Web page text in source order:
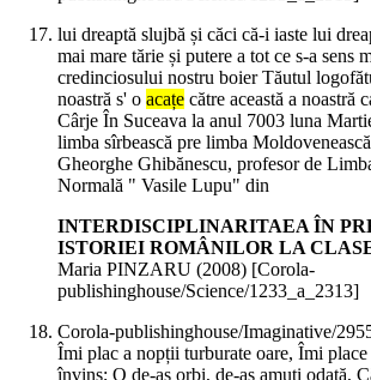
lui dreaptă slujbă și căci că-i iaste lui
mai mare tărie și putere a tot ce s-a sens
credinciosului nostru boier Tăutul
noastră s' o acațe către această a noastră
Cârje În Suceava la anul 7003 luna
limba sîrbească pre limba
Gheorghe Ghibănescu, profesor de
Normală " Vasile Lupu" din
INTERDISCIPLINARITAEA ÎN
ISTORIEI ROMÂNILOR LA
Maria PINZARU (2008) [Corola-
publishinghouse/Science/1233_a_2313]
Corola-publishinghouse/Imaginative/
Îmi plac a nopții turburate oare, Îmi
învins; O de-aș orbi, de-aș amuți odată,